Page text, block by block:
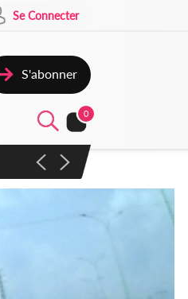
Se Connecter
S'abonner
0